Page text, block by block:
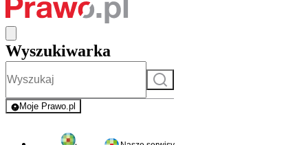
Wyszukiwarka
Szukaj
Moje Prawo.pl
- rejestracja i logowanie do serwisu